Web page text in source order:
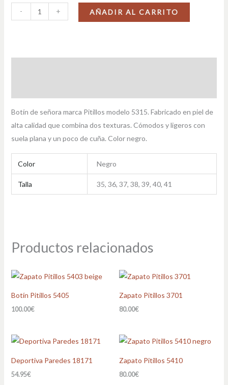
- + AÑADIR AL CARRITO
Botín de señora marca Pitillos modelo 5315. Fabricado en piel de
alta calidad que combina dos texturas. Cómodos y ligeros con
suela plana y un poco de cuña. Color negro.
Color Negro
Talla 35, 36, 37, 38, 39, 40, 41
Productos relacionados
Botín Pitillos 5405
100.00€
Zapato Pitillos 3701
80.00€
Deportiva Paredes 18171
54.95€
Zapato Pitillos 5410
80.00€